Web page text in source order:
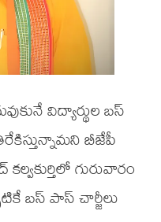
విద్యార్థుల బస్
బీజేపీ
కల్వకుర్తిలో గురువారం
బస్ పాస్ చార్జీలు